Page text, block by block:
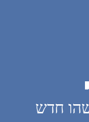
חדש